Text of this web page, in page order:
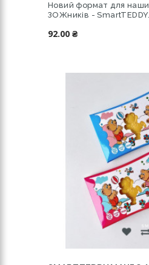
Новий формат для
ЗОЖників -
92.00 ₴